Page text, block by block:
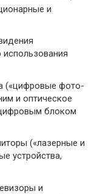
и
(«цифровые фото-
и оптическое
блоком
(«лазерные и
устройства,
и